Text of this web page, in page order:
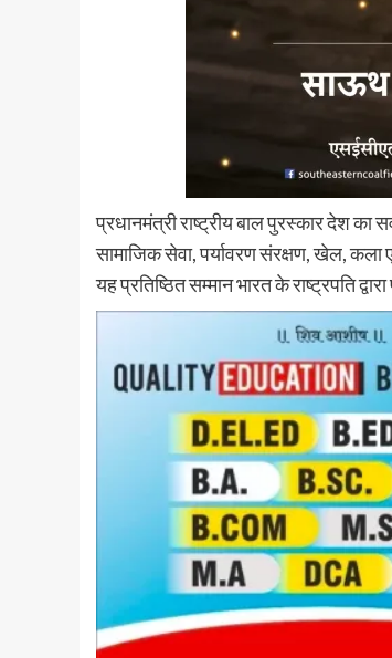
प्रधानमंत्री राष्ट्रीय बाल पुरस्कार देश का
सामाजिक सेवा, पर्यावरण संरक्षण, खेल, कला
यह प्रतिष्ठित सम्मान भारत के राष्ट्रपति